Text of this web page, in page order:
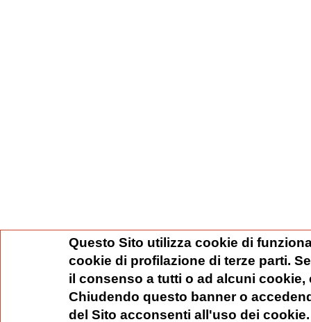
Questo Sito utilizza cookie di
cookie di profilazione di terze parti.
il consenso a tutti o ad alcuni
Chiudendo questo banner o
del Sito acconsenti all'uso dei cookie.